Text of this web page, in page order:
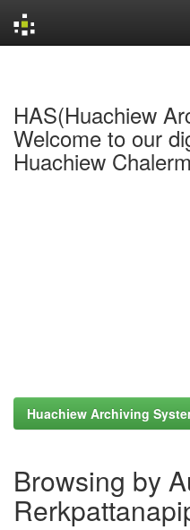
HAS(Huachiew
Welcome to our
Huachiew
Huachiew Archiving
Browsing by